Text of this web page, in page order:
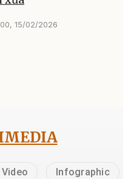
15/02/2026
Video Infographic